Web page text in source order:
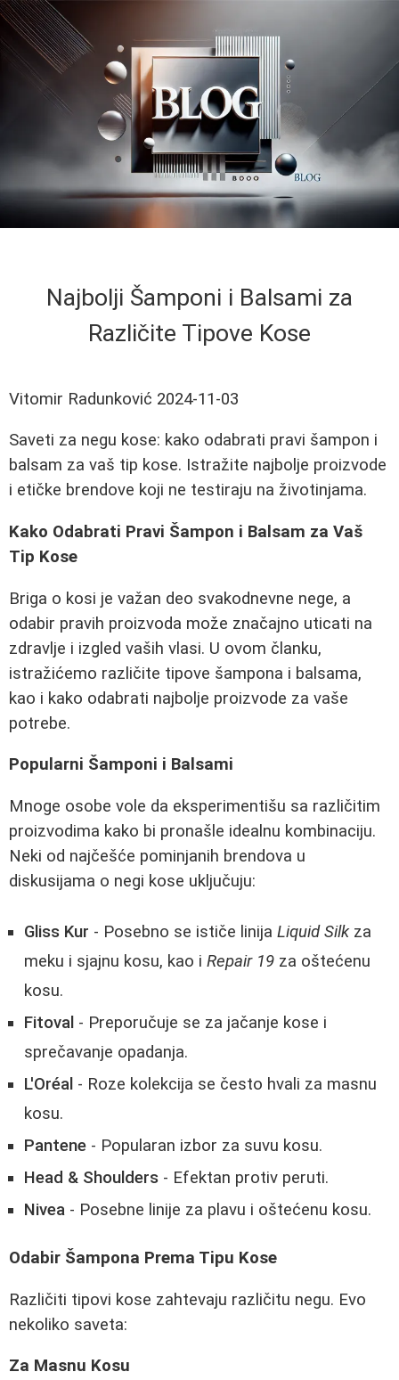
Najbolji Šamponi i Balsami za
Različite Tipove Kose
Vitomir Radunković 2024-11-03
Saveti za negu kose: kako odabrati pravi šampon i
balsam za vaš tip kose. Istražite najbolje proizvode
i etičke brendove koji ne testiraju na životinjama.
Kako Odabrati Pravi Šampon i Balsam za Vaš
Tip Kose
Briga o kosi je važan deo svakodnevne nege, a
odabir pravih proizvoda može značajno uticati na
zdravlje i izgled vaših vlasi. U ovom članku,
istražićemo različite tipove šampona i balsama,
kao i kako odabrati najbolje proizvode za vaše
potrebe.
Popularni Šamponi i Balsami
Mnoge osobe vole da eksperimentišu sa različitim
proizvodima kako bi pronašle idealnu kombinaciju.
Neki od najčešće pominjanih brendova u
diskusijama o negi kose uključuju:
Gliss Kur - Posebno se ističe linija Liquid Silkza
meku i sjajnu kosu, kao i Repair 19 za oštećenu
kosu.
Fitoval - Preporučuje se za jačanje kose i
sprečavanje opadanja.
L'Oréal - Roze kolekcija se često hvali za masnu
kosu.
Pantene - Popularan izbor za suvu kosu.
Head & Shoulders - Efektan protiv peruti.
Nivea - Posebne linije za plavu i oštećenu kosu.
Odabir Šampona Prema Tipu Kose
Različiti tipovi kose zahtevaju različitu negu. Evo
nekoliko saveta:
Za Masnu Kosu